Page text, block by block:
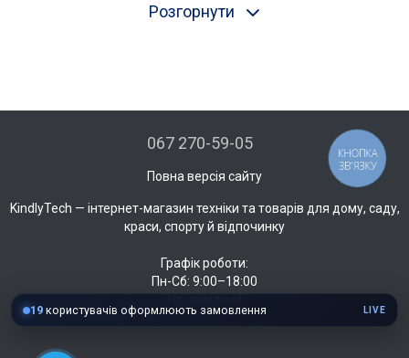
стандартам безпеки, тому варто довіритися фахівцям і купити
гальмуванні. Багато в чому воно відрізняється від сидіння для
малюків і гарантує адекватну підтримку хребта і голови
дбати так само, як і про новонародженого, тому подивіться
доступні в магазині автокрісла вагою 15-36 кг і виберіть
захист, але і комфорт в дорозі .
Автокрісла від 15 кг в чому відрізняється від автокрісел,
вбудованої системи внутрішніх ременів безпеки, і дитина
Розгорнути
067 270-59-05
Повна версія сайту
KindlyTech — інтернет-магазин техніки та товарів для дому, саду,
краси, спорту й відпочинку
Графік роботи:
Пн-Сб: 9:00–18:00
19 користувачів оформлюють замовлення LIVE
КНОПКА
ЗВ'ЯЗКУ